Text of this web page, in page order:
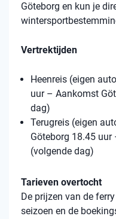
Göteborg en kun je
Vertrektijden
Heenreis (eigen
uur – Aankomst
dag)
Terugreis (eigen
Göteborg 18.45
(volgende dag)
Tarieven overtocht
De prijzen van de
seizoen en de